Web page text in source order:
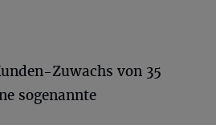
Zuwachs von 35
sogenannte